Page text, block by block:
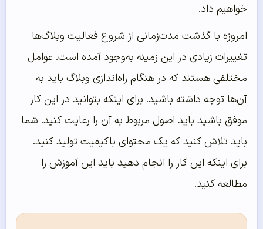
خواهیم داد.
امروزه با گذشت مدت‌زمانی از شروع فعالیت وبلاگ‌ها
تغییرات زیادی در این زمینه به‌وجود آمده است. عوامل
مختلفی هستند که در هنگام راه‌اندازی وبلاگ باید به
آن‌ها توجه داشته باشید. برای اینکه بتوانید در این کار
موفق باشید باید اصول مربوط به آن را رعایت کنید. شما
باید تلاش کنید که یک محتوای باکیفیت تولید کنید.
برای اینکه این کار را انجام دهید باید این آموزش را
مطالعه کنید.